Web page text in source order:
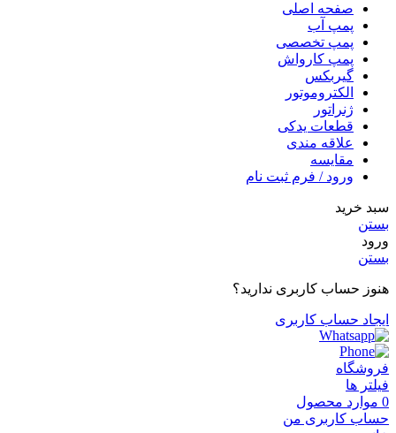
صفحه اصلی
پمپ آب
پمپ تخصصی
پمپ کارواش
گیربکس
الکتروموتور
ژنراتور
قطعات یدکی
علاقه مندی
مقایسه
ورود / فرم ثبت نام
سبد خرید
بستن
ورود
بستن
هنوز حساب کاربری ندارید؟
ایجاد حساب کاربری
فروشگاه
فیلتر ها
0 موارد محصول
حساب کاربری من